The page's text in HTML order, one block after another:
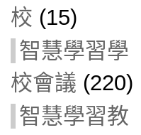
校 (15)
智慧學習學
校會議 (220)
智慧學習教